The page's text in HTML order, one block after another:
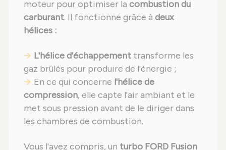
moteur pour optimiser la combustion du
carburant. Il fonctionne grâce à deux
hélices :
L'hélice d'échappement transforme les
gaz brûlés pour produire de l'énergie ;
En ce qui concerne l'hélice de
compression, elle capte l'air ambiant et le
met sous pression avant de le diriger dans
les chambres de combustion.
Vous l'avez compris, un turbo FORD Fusion